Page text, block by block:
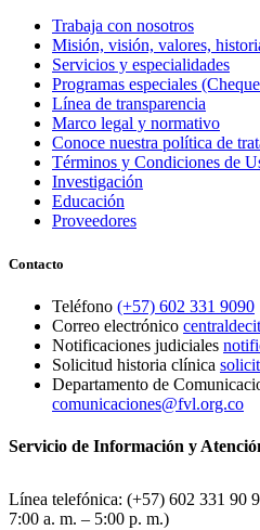
Trabaja con nosotros
Misión, visión, valores,
Servicios y especialidades
Programas especiales
Línea de transparencia
Marco legal y normativo
Conoce nuestra política de
Términos y Condiciones de
Investigación
Educación
Proveedores
Contacto
Teléfono (+57) 602 331 9090
Correo electrónico
Notificaciones judiciales
Solicitud historia clínica
Departamento de
comunicaciones@fvl.org.co
Servicio de Información y
Línea telefónica: (+57) 602 331 90
7:00 a. m. – 5:00 p. m.)